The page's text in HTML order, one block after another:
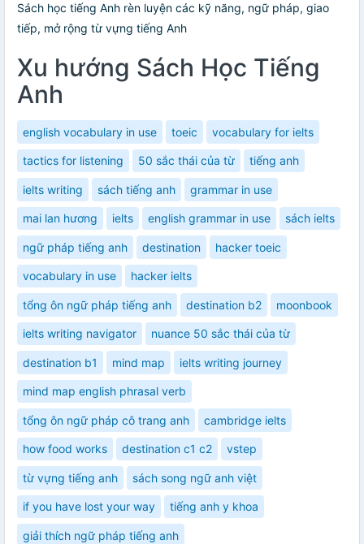
Sách học tiếng Anh rèn luyện các kỹ năng, ngữ pháp, giao
tiếp, mở rộng từ vựng tiếng Anh
Xu hướng Sách Học Tiếng
Anh
english vocabulary in use toeic vocabulary for ielts
tactics for listening 50 sắc thái của từ tiếng anh
ielts writing sách tiếng anh grammar in use
mai lan hương ielts english grammar in use sách ielts
ngữ pháp tiếng anh destination hacker toeic
vocabulary in use hacker ielts
tổng ôn ngữ pháp tiếng anh destination b2 moonbook
ielts writing navigator nuance 50 sắc thái của từ
destination b1 mind map ielts writing journey
mind map english phrasal verb
tổng ôn ngữ pháp cô trang anh cambridge ielts
how food works destination c1 c2 vstep
từ vựng tiếng anh sách song ngữ anh việt
if you have lost your way tiếng anh y khoa
giải thích ngữ pháp tiếng anh